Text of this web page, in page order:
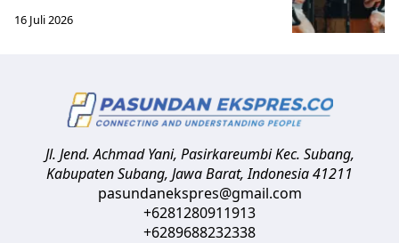
16 Juli 2026
Jl. Jend. Achmad Yani, Pasirkareumbi Kec. Subang,
Kabupaten Subang, Jawa Barat,Indonesia41211
pasundanekspres@gmail.com
+6281280911913
+6289688232338